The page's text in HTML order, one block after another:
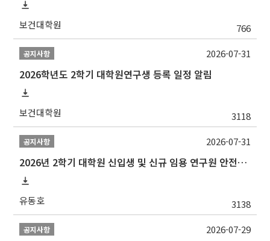
보건대학원 766
공지사항
2026학년도 2학기 대학원연구생 등록 일정 알림
보건대학원 3118
2026-07-31
공지사항
2026년 2학기 대학원 신입생 및 신규 임용 연구원 안전환경교육(신규교육) 실시 안내
유동호 3138
2026-07-31
공지사항 2026-07-29